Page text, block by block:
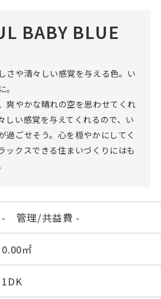
BABY BLUE
さや清々しい感覚を与える色。い
爽やかな晴れの空を思わせてくれ
しい感覚を与えてくれるので、い
過ごせそう。心を穏やかにしてく
ックスできる住まいづくりにはも
- 管理/共益費 -
0.00㎡
1DK